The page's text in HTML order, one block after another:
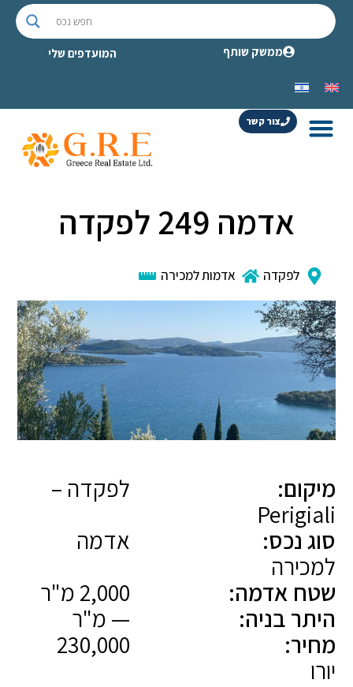
ממשק שותף המועדפים שלי
צור קשר
אדמה 249 לפקדה
לפקדה אדמות למכירה
מיקום:
לפקדה –
Perigiali
סוג נכס:
אדמה
למכירה
שטח אדמה:
היתר בניה:
— מ"ר
מחיר:
יורו